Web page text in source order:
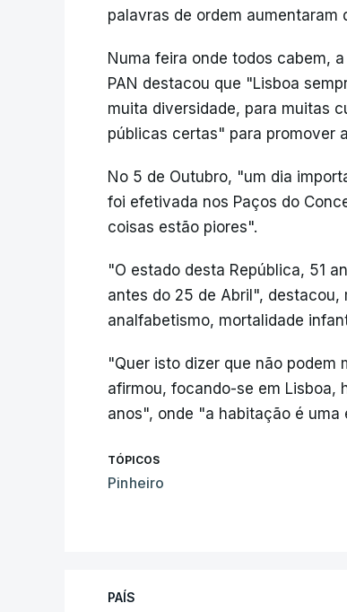
palavras de ordem
Numa feira onde todos cabem,
PAN destacou que "Lisboa
muita diversidade, para muitas
públicas certas" para promover
No 5 de Outubro, "um dia
foi efetivada nos Paços do
coisas estão piores".
"O estado desta República, 51
antes do 25 de Abril",
analfabetismo, mortalidade
"Quer isto dizer que não podem
afirmou, focando-se em Lisboa,
anos", onde "a habitação é
TÓPICOS
Pinheiro
PAÍS